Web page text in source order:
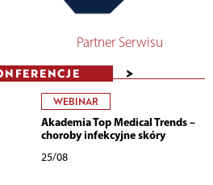
Partner Serwisu
>
WEBINAR
Akademia Top Medical Trends –
choroby infekcyjne skóry
25/08